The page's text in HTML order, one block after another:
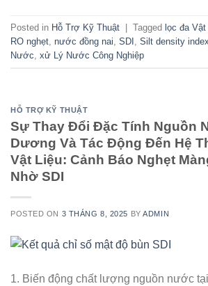
Posted in Hỗ Trợ Kỹ Thuật | Tagged lọc đa Vật
RO nghẹt nước đồng nai SDI Silt density index
Nước xử Lý Nước Công Nghiệp
HỖ TRỢ KỸ THUẬT
Sự Thay Đổi Đặc Tính Nguồn
Dương Và Tác Động Đến Hệ
Vật Liệu: Cảnh Báo Nghẹt
Nhờ SDI
POSTED ON 3 THÁNG 8, 2025 BYADMIN
1. Biến động chất lượng nguồn nước